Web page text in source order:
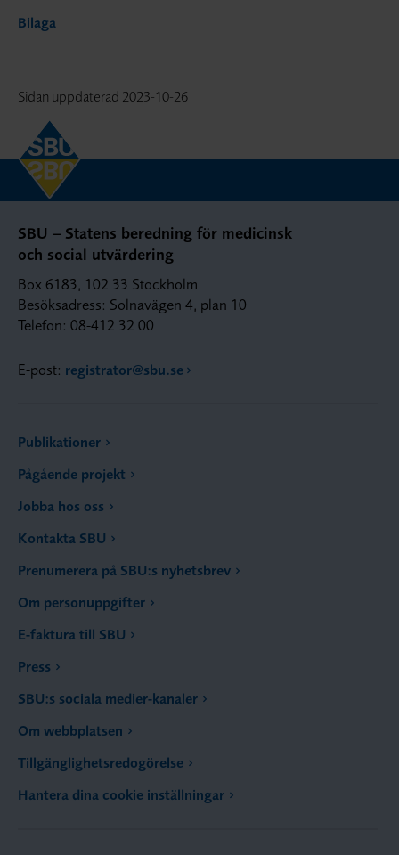
Bilaga
Sidan uppdaterad 2023-10-26
SBU – Statens beredning för medicinsk
och social utvärdering
Box 6183, 102 33 Stockholm
Besöksadress: Solnavägen 4, plan 10
Telefon: 08-412 32 00
E-post: registrator@sbu.se
Publikationer
Pågående projekt
Jobba hos oss
Kontakta SBU
Prenumerera på SBU:s nyhetsbrev
Om personuppgifter
E-faktura till SBU
Press
SBU:s sociala medier-kanaler
Om webbplatsen
Tillgänglighetsredogörelse
Hantera dina cookie inställningar